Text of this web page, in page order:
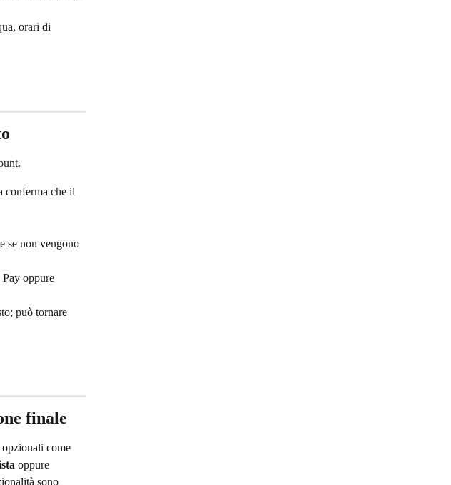
orari di
conferma che il
se non vengono
oppure
può tornare
finale
come
oppure
sono